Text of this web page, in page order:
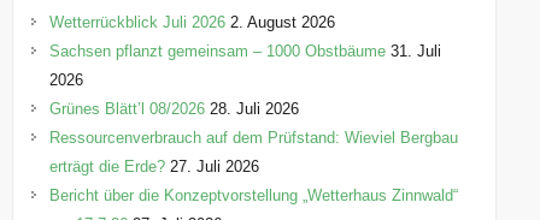
o
r
e
n
Wetterrückblick Juli 2026 2. August 2026
Sachsen pflanzt gemeinsam – 1000 Obstbäume 31. Juli
2026
Grünes Blätt’l 08/2026 28. Juli 2026
Ressourcenverbrauch auf dem Prüfstand: Wieviel Bergbau
erträgt die Erde? 27. Juli 2026
Bericht über die Konzeptvorstellung „Wetterhaus Zinnwald“